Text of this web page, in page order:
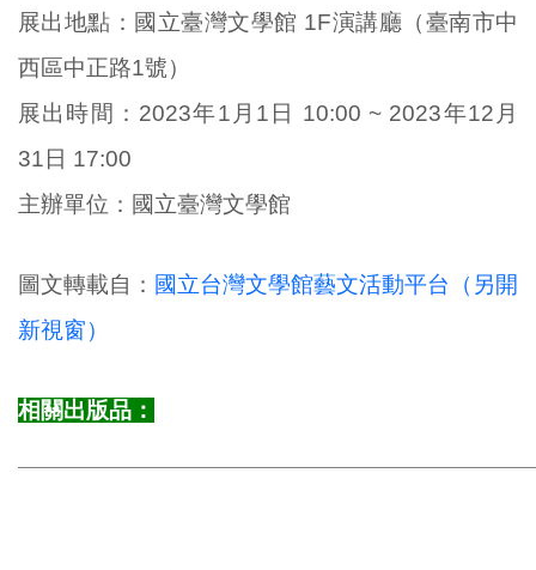
展出地點：國立臺灣文學館 1F演講廳（臺南市中
西區中正路1號）
展出時間：2023年1月1日 10:00 ~ 2023年12月
31日 17:00
主辦單位：國立臺灣文學館
圖文轉載自： 國立台灣文學館藝文活動平台（另開
新視窗）
相關出版品：